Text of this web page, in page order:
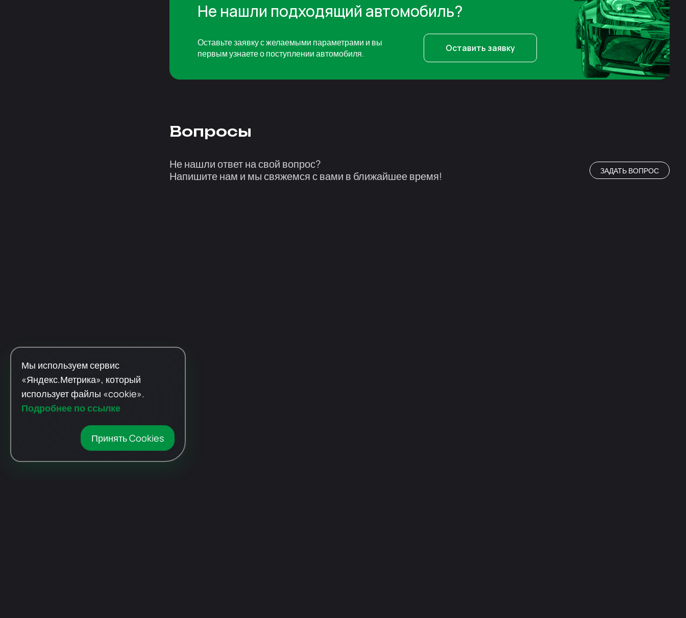
Не нашли подходящий автомобиль?
Оставьте заявку с желаемыми параметрами и вы
первым узнаете о поступлении автомобиля.
Оставить заявку
Вопросы
Не нашли ответ на свой вопрос?
Напишите нам и мы свяжемся с вами в ближайшее время!
ЗАДАТЬ ВОПРОС
Мы используем сервис
«Яндекс.Метрика», который
использует файлы «cookie».
Подробнее по ссылке
Принять Cookies